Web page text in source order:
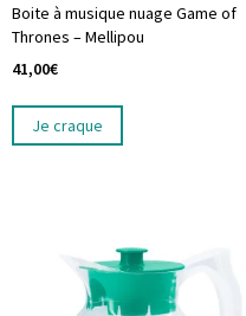
Boite à musique nuage Game of
Thrones – Mellipou
41,00€
Je craque